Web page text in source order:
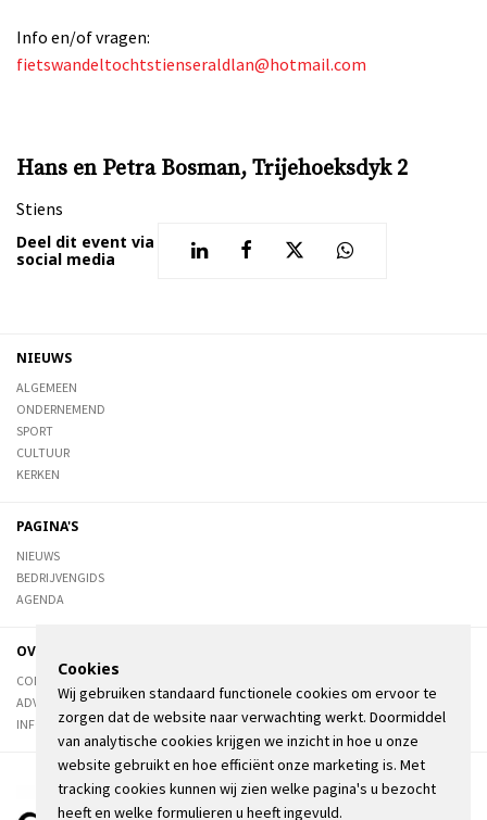
Info en/of vragen:
fietswandeltochtstienseraldlan@hotmail.com
Hans en Petra Bosman, Trijehoeksdyk 2
Stiens
Deel dit event via
social media
NIEUWS
ALGEMEEN
ONDERNEMEND
SPORT
CULTUUR
KERKEN
PAGINA'S
NIEUWS
BEDRIJVENGIDS
AGENDA
OVER DE STIENSER
CONTACT
ADVERTEREN
INFORMATIE
Cookies
Wij gebruiken standaard functionele cookies om ervoor te
zorgen dat de website naar verwachting werkt. Doormiddel
van analytische cookies krijgen we inzicht in hoe u onze
website gebruikt en hoe efficiënt onze marketing is. Met
tracking cookies kunnen wij zien welke pagina's u bezocht
heeft en welke formulieren u heeft ingevuld.